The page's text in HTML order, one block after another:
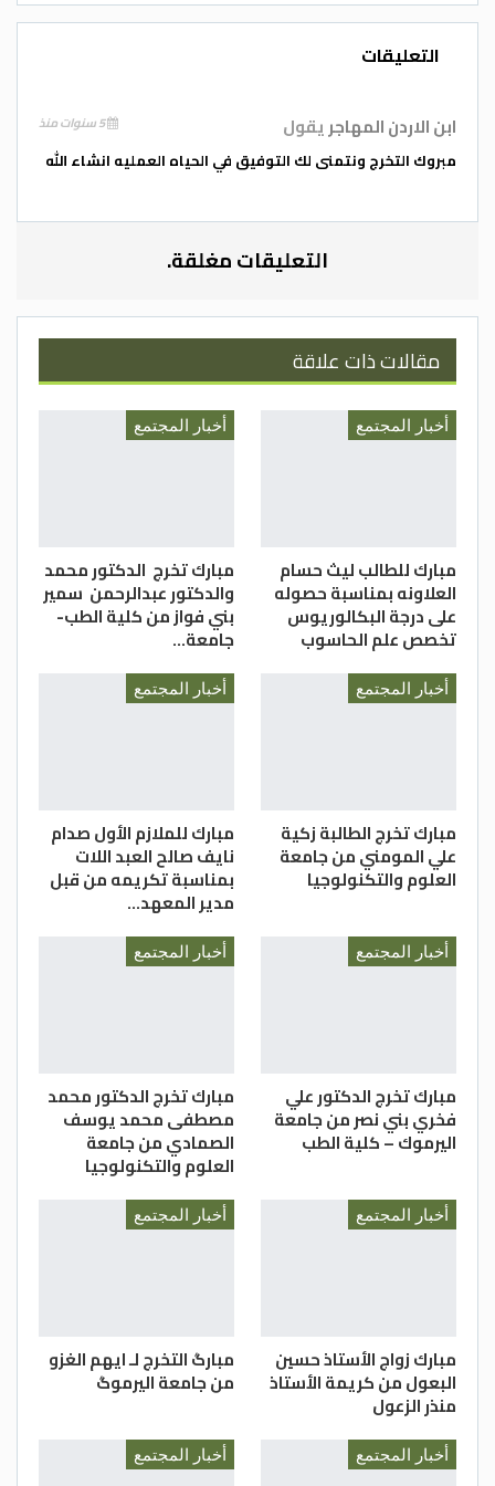
الف الف مبارك وعقبال شهادة الدكتوراه إن
المصدر/ أحمد غالب الزغول
التعليقات
ابن الاردن المهاجريقول 5 سنوات منذ
مبروك التخرج ونتمنى لك التوفيق في الحياه العمليه انشاء الله
التعليقات مغلقة.
مقالات ذات علاقة
أخبار المجتمع
مبارك للطالب ليث حسام
العلاونه بمناسبة حصوله
على درجة البكالوريوس
تخصص علم الحاسوب
أخبار المجتمع
مبارك تخرج الدكتور محمد
والدكتور عبدالرحمن سمير
بني فواز من كلية الطب-
جامعة…
أخبار المجتمع
مبارك تخرج الطالبة زكية
علي المومني من جامعة
العلوم والتكنولوجيا
أخبار المجتمع
مبارك للملازم الأول صدام
نايف صالح العبد اللات
بمناسبة تكريمه من قبل
مدير المعهد…
أخبار المجتمع
مبارك تخرج الدكتور علي
فخري بني نصر من جامعة
اليرموك – كلية الطب
أخبار المجتمع
مبارك تخرج الدكتور محمد
مصطفى محمد يوسف
الصمادي من جامعة
العلوم والتكنولوجيا
أخبار المجتمع
مبارك زواج الأستاذ حسين
البعول من كريمة الأستاذ
منذر الزعول
أخبار المجتمع
مبارگ التخرج لـ ايهم الغزو
من جامعة اليرموگ
أخبار المجتمع أخبار المجتمع